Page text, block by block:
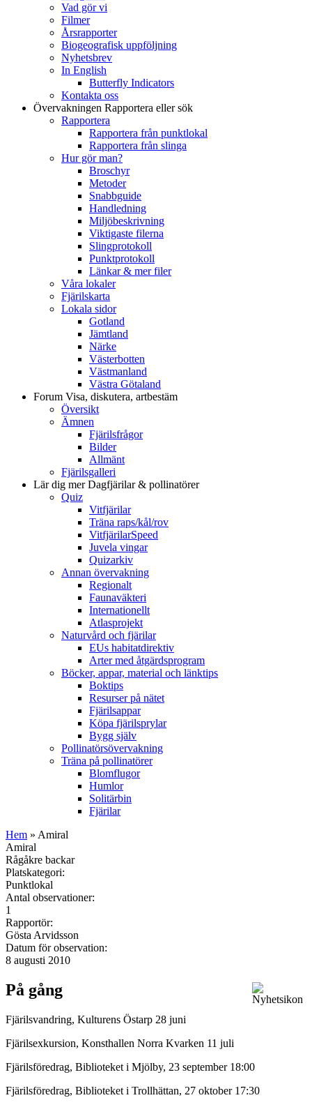
Vad gör vi
Filmer
Årsrapporter
Biogeografisk uppföljning
Nyhetsbrev
In English
Butterfly Indicators
Kontakta oss
Övervakningen Rapportera eller sök
Rapportera
Rapportera från punktlokal
Rapportera från slinga
Hur gör man?
Broschyr
Metoder
Snabbguide
Handledning
Miljöbeskrivning
Viktigaste filerna
Slingprotokoll
Punktprotokoll
Länkar & mer filer
Våra lokaler
Fjärilskarta
Lokala sidor
Gotland
Jämtland
Närke
Västerbotten
Västmanland
Västra Götaland
Forum Visa, diskutera, artbestäm
Översikt
Ämnen
Fjärilsfrågor
Bilder
Allmänt
Fjärilsgalleri
Lär dig merDagfjärilar & pollinatörer
Quiz
Vitfjärilar
Träna raps/kål/rov
VitfjärilarSpeed
Juvela vingar
Quizarkiv
Annan övervakning
Regionalt
Faunaväkteri
Internationellt
Atlasprojekt
Naturvård och fjärilar
EUs habitatdirektiv
Arter med åtgärdsprogram
Böcker, appar, material och länktips
Boktips
Resurser på nätet
Fjärilsappar
Köpa fjärilsprylar
Bygg själv
Pollinatörsövervakning
Träna på pollinatörer
Blomflugor
Humlor
Solitärbin
Fjärilar
Hem » Amiral
Amiral
Rågåkre backar
Platskategori:
Punktlokal
Antal observationer:
1
Rapportör:
Gösta Arvidsson
Datum för observation:
8 augusti 2010
På gång
Fjärilsvandring, Kulturens Östarp 28 juni
Fjärilsexkursion, Konsthallen Norra Kvarken 11 juli
Fjärilsföredrag, Biblioteket i Mjölby, 23 september 18:00
Fjärilsföredrag, Biblioteket i Trollhättan, 27 oktober 17:30